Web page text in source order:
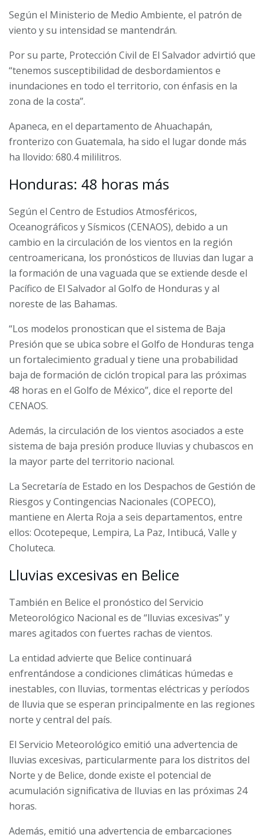
Según el Ministerio de Medio Ambiente, el patrón de
viento y su intensidad se mantendrán.
Por su parte, Protección Civil de El Salvador advirtió que
“tenemos susceptibilidad de desbordamientos e
inundaciones en todo el territorio, con énfasis en la
zona de la costa”.
Apaneca, en el departamento de Ahuachapán,
fronterizo con Guatemala, ha sido el lugar donde más
ha llovido: 680.4 mililitros.
Honduras: 48 horas más
Según el Centro de Estudios Atmosféricos,
Oceanográficos y Sísmicos (CENAOS), debido a un
cambio en la circulación de los vientos en la región
centroamericana, los pronósticos de lluvias dan lugar a
la formación de una vaguada que se extiende desde el
Pacífico de El Salvador al Golfo de Honduras y al
noreste de las Bahamas.
“Los modelos pronostican que el sistema de Baja
Presión que se ubica sobre el Golfo de Honduras tenga
un fortalecimiento gradual y tiene una probabilidad
baja de formación de ciclón tropical para las próximas
48 horas en el Golfo de México”, dice el reporte del
CENAOS.
Además, la circulación de los vientos asociados a este
sistema de baja presión produce lluvias y chubascos en
la mayor parte del territorio nacional.
La Secretaría de Estado en los Despachos de Gestión de
Riesgos y Contingencias Nacionales (COPECO),
mantiene en Alerta Roja a seis departamentos, entre
ellos: Ocotepeque, Lempira, La Paz, Intibucá, Valle y
Choluteca.
Lluvias excesivas en Belice
También en Belice el pronóstico del Servicio
Meteorológico Nacional es de “lluvias excesivas” y
mares agitados con fuertes rachas de vientos.
La entidad advierte que Belice continuará
enfrentándose a condiciones climáticas húmedas e
inestables, con lluvias, tormentas eléctricas y períodos
de lluvia que se esperan principalmente en las regiones
norte y central del país.
El Servicio Meteorológico emitió una advertencia de
lluvias excesivas, particularmente para los distritos del
Norte y de Belice, donde existe el potencial de
acumulación significativa de lluvias en las próximas 24
horas.
Además, emitió una advertencia de embarcaciones